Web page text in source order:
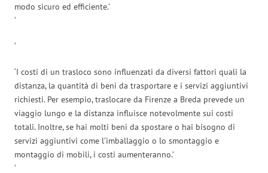
modo sicuro ed efficiente.’
‘
‘
‘I costi di un trasloco sono influenzati da diversi fattori quali la
distanza, la quantità di beni da trasportare e i servizi aggiuntivi
richiesti. Per esempio, traslocare da Firenze a Breda prevede un
viaggio lungo e la distanza influisce notevolmente sui costi
totali. Inoltre, se hai molti beni da spostare o hai bisogno di
servizi aggiuntivi come l’imballaggio o lo smontaggio e
montaggio di mobili, i costi aumenteranno.’
‘